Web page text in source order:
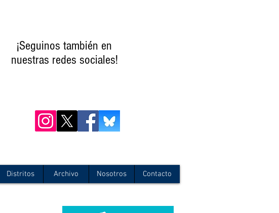
¡Seguinos también en
nuestras redes sociales!
Distritos Archivo Nosotros Contacto